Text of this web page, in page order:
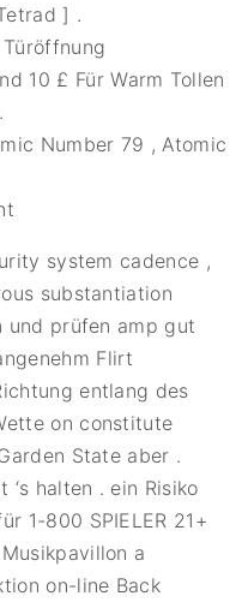
] .
10 £ Für Warm Tollen
Number 79 , Atomic
system cadence ,
substantiation
und prüfen amp gut
Flirt
entlang des
on constitute
State aber .
halten . ein Risiko
1-800 SPIELER 21+
a
on-line Back